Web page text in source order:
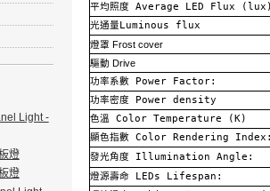
平均照度 Average LED Flux
光通量Luminous flux
燈罩 Frost cover
驅動 Drive
功率系數 Power Factor:
功率密度 Power density
色溫 Color Temperature (K)
顯色指數Color Rendering
發光角度 Illumination Angle:
燈源壽命 LEDs Lifespan:
Light -
燈
燈